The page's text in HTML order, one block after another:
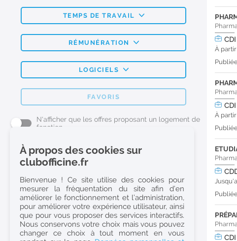
TEMPS DE TRAVAIL
RÉMUNÉRATION
LOGICIELS
FAVORIS
N'afficher que les offres proposant un logement de
fonction
L'emploi Pharmacie par métier
Pharmacien (H/F)
Préparateur en Pharmacie (H/F)
Etudiant en Pharmacie (H/F)
Etudiant en Pharmacie 6e année validée (H/F)
Conseiller Dermo Cosmetique - Esthéticienne (H/F)
À
À
À propos des cookies sur
clubofficine.fr
Bienvenue ! Ce site utilise des cookies pour
mesurer la fréquentation du site afin d’en
améliorer le fonctionnement et l’administration,
pour améliorer votre expérience utilisateur, ainsi
que pour vous proposer des services interactifs.
Nous conservons votre choix mais vous pouvez
changer ce choix à tout moment en vous